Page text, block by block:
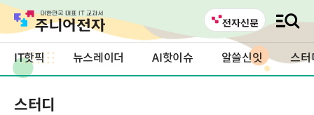
IT핫픽 뉴스레이더 AI핫이슈 알쓸신잇 스터
스터디